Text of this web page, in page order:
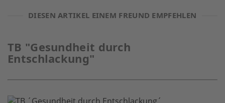
DIESEN ARTIKEL EINEM FREUND EMPFEHLEN
TB "Gesundheit durch
Entschlackung"